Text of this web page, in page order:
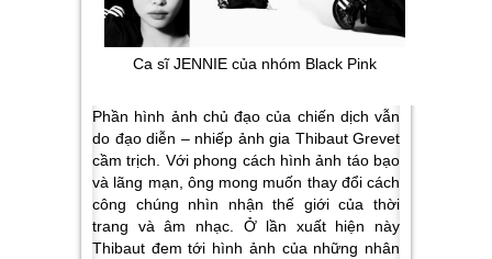
Ca sĩ JENNIE của nhóm Black Pink
Phần hình ảnh chủ đạo của chiến dịch vẫn
do đạo diễn – nhiếp ảnh gia Thibaut Grevet
cầm trịch. Với phong cách hình ảnh táo bạo
và lãng mạn, ông mong muốn thay đổi cách
công chúng nhìn nhận thế giới của thời
trang và âm nhạc. Ở lần xuất hiện này
Thibaut đem tới hình ảnh của những nhân